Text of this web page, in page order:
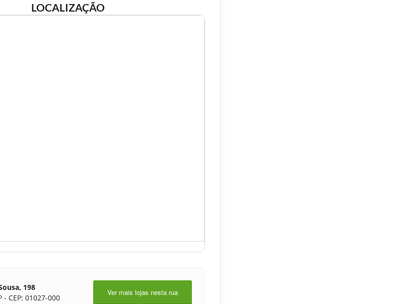
LOCALIZAÇÃO
198
- CEP: 01027-000
Ver mais lojas nesta rua